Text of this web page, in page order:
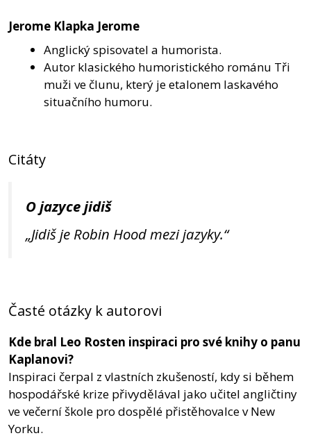
Jerome Klapka Jerome
Anglický spisovatel a humorista.
Autor klasického humoristického románu Tři
muži ve člunu, který je etalonem laskavého
situačního humoru.
Citáty
O jazyce jidiš
„Jidiš je Robin Hood mezi jazyky.“
Časté otázky k autorovi
Kde bral Leo Rosten inspiraci pro své knihy o panu
Kaplanovi?
Inspiraci čerpal z vlastních zkušeností, kdy si během
hospodářské krize přivydělával jako učitel angličtiny
ve večerní škole pro dospělé přistěhovalce v New
Yorku.